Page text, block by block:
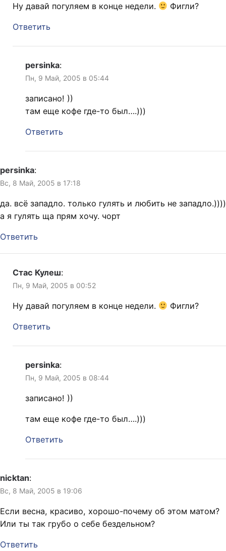
Ну давай погуляем в конце недели. Фигли?
Ответить
persinka:
Пн, 9 Май, 2005 в 05:44
записано! ))
там еще кофе где-то был….)))
Ответить
persinka:
Вс, 8 Май, 2005 в 17:18
да. всё западло. только гулять и любить не западло.))))
а я гулять ща прям хочу. чорт
Ответить
Стас Кулеш:
Пн, 9 Май, 2005 в 00:52
Ну давай погуляем в конце недели. Фигли?
Ответить
persinka:
Пн, 9 Май, 2005 в 08:44
записано! ))
там еще кофе где-то был….)))
Ответить
nicktan:
Вс, 8 Май, 2005 в 19:06
Если весна, красиво, хорошо-почему об этом матом?
Или ты так грубо о себе бездельном?
Ответить